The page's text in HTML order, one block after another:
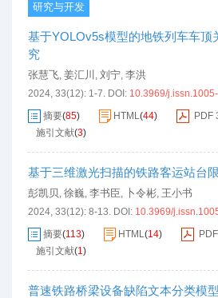
研究与开发
基于YOLOv5s模型的地铁列车车顶
究
张慧飞, 姜汇川 , 刘宁, 李洪
2024, 33(12): 1-7. DOI: 10.3969/
摘要(85) HTML(44) PDF
施引文献(3)
基于三维激光扫描的铁路客运站台
彭凯贝 , 徐巍, 李书臣, 卜令彬, 王小书
2024, 33(12): 8-13. DOI: 10.3969/
摘要(113) HTML(14) PDF
施引文献(1 )
普速铁路桥梁设备缺陷文本分类模